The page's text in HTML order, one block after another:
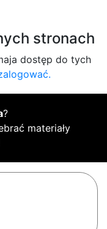
stronach
dostęp do tych
?
materiały